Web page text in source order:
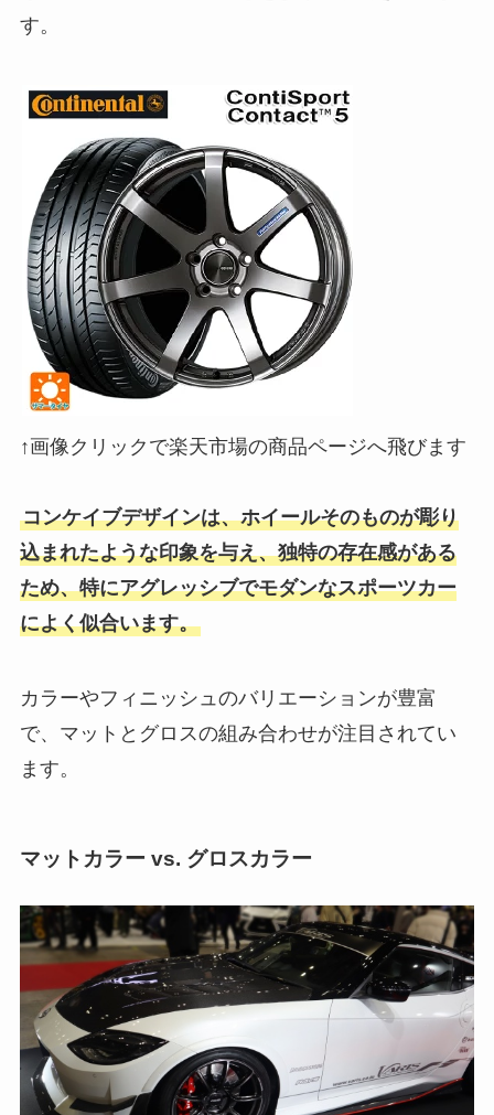
す。
↑画像クリックで楽天市場の商品ページへ飛びます
コンケイブデザインは、ホイールそのものが彫り
込まれたような印象を与え、独特の存在感がある
ため、特にアグレッシブでモダンなスポーツカー
によく似合います。
カラーやフィニッシュのバリエーションが豊富
で、マットとグロスの組み合わせが注目されてい
ます。
マットカラー vs. グロスカラー